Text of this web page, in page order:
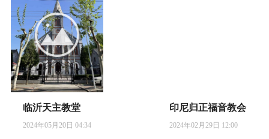
临沂天主教堂
2024年05月20日 04:34
印尼归正福音教会
2024年02月29日 12:00